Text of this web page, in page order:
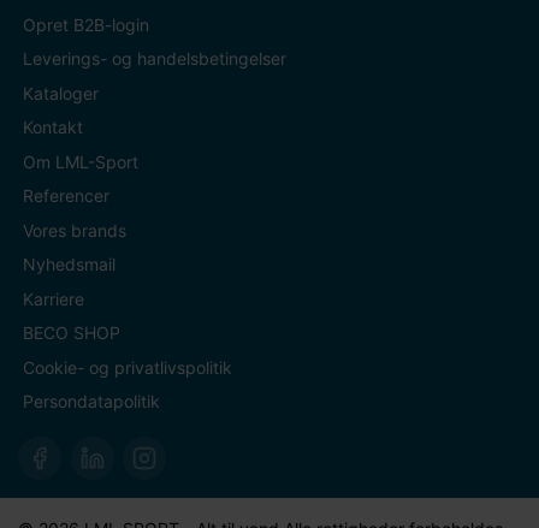
Opret B2B-login
Leverings- og handelsbetingelser
Kataloger
Kontakt
Om LML-Sport
Referencer
Vores brands
Nyhedsmail
Karriere
BECO SHOP
Cookie- og privatlivspolitik
Persondatapolitik